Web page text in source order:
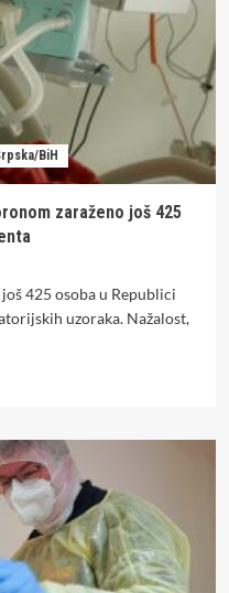
BiH
zaraženo još 425
425 osoba u Republici
uzoraka. Nažalost,